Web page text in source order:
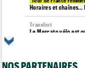
Horaires et chaînes…
Transfert
Le Mercato vélo est
c'est ici !